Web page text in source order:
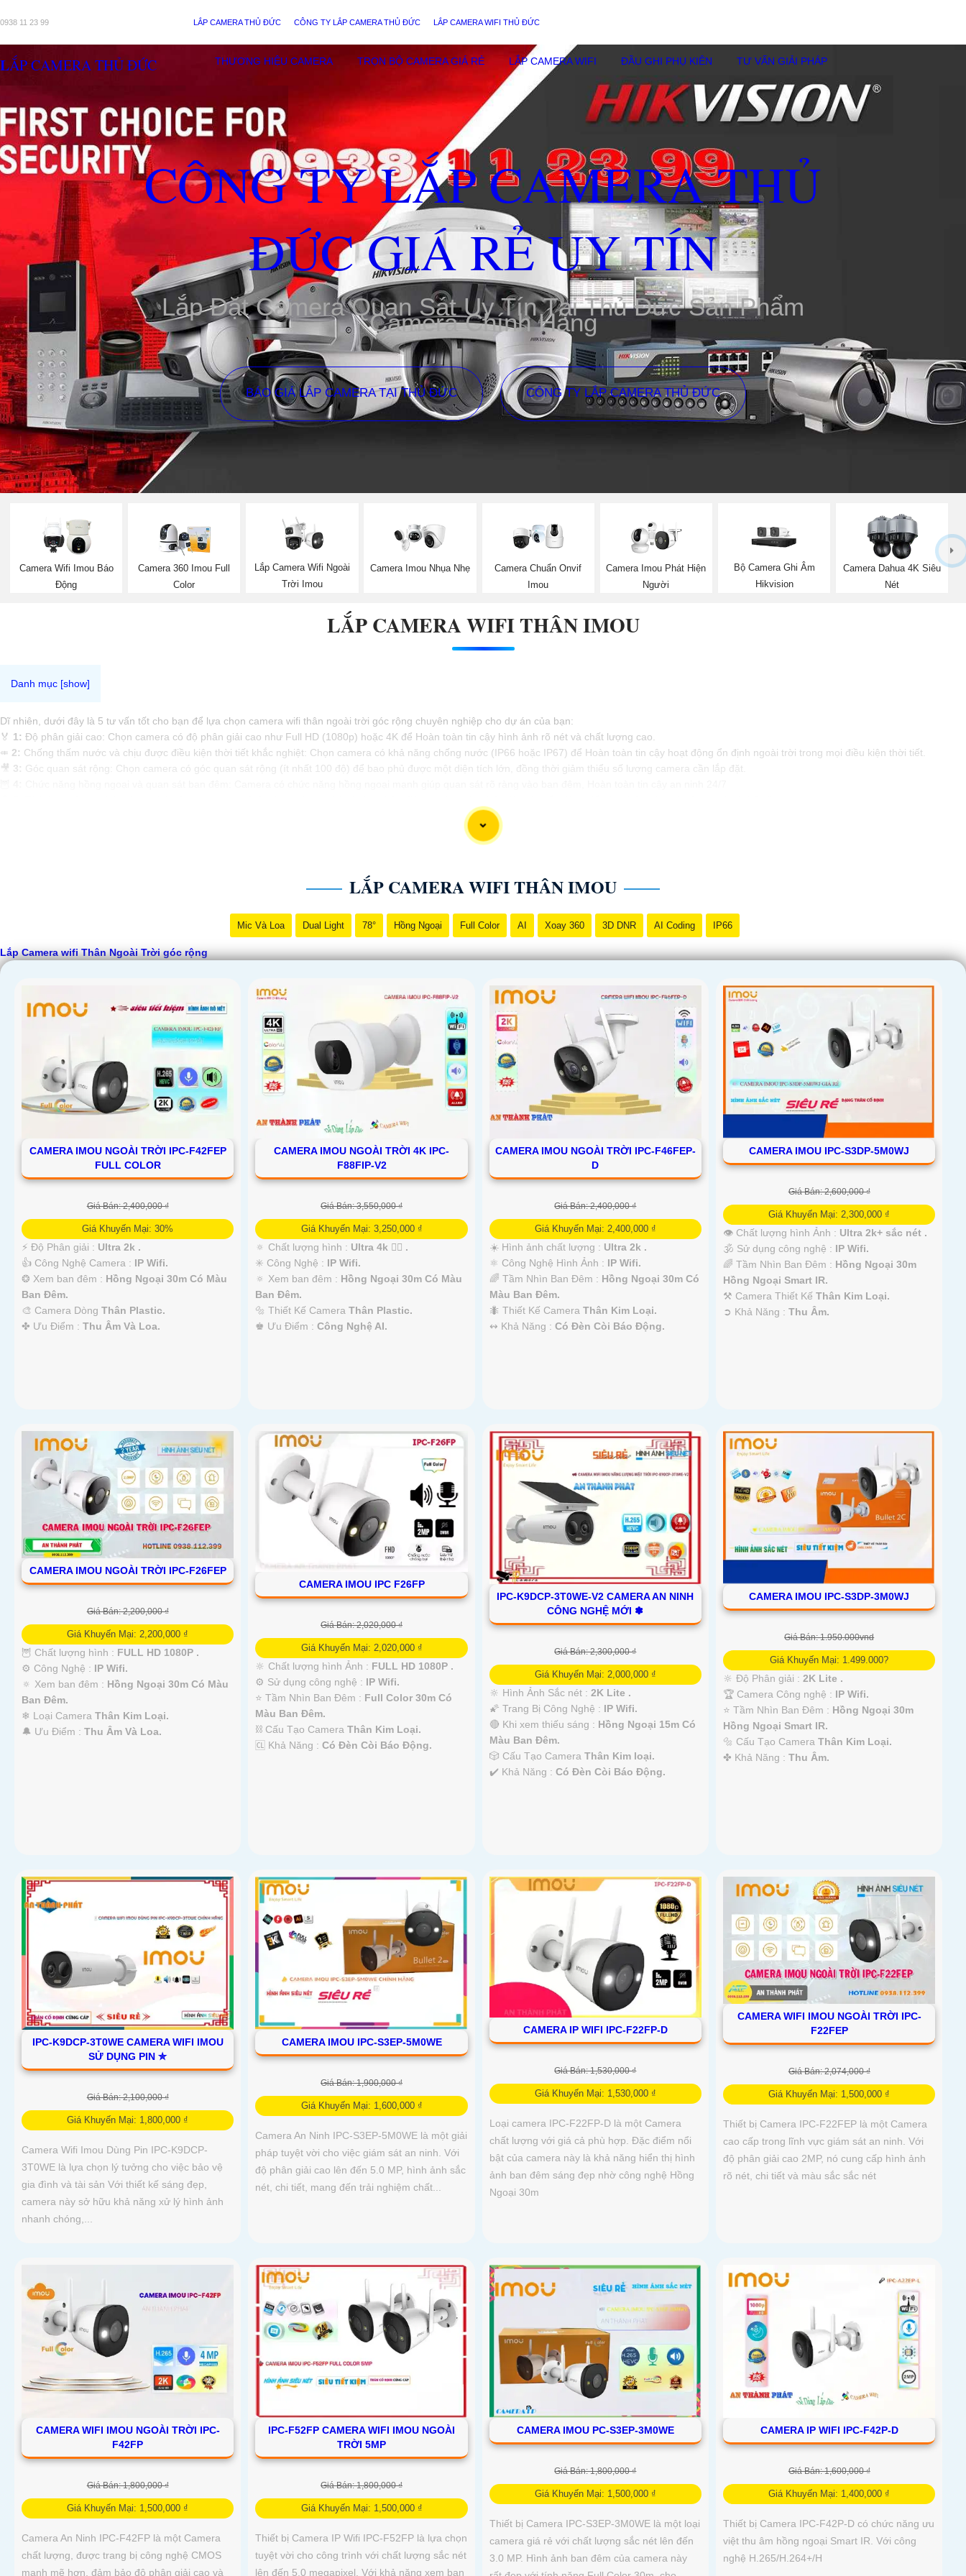
0938 11 23 99 LẮP CAMERA THỦ ĐỨC CÔNG TY LẮP CAMERA THỦ ĐỨC LẮP CAMERA WIFI THỦ ĐỨC
LẮP CAMERA THỦ ĐỨC THƯƠNG HIỆU CAMERA TRỌN BỘ CAMERA GIÁ RẺ LẮP CAMERA WIFI ĐẦU GHI PHỤ KIÊN TƯ VẤN GIẢI PHÁP
CÔNG TY LẮP CAMERA THỦ
ĐỨC GIÁ RẺ UY TÍN
Lắp Đặt Camera Quan Sát Uy Tín Tại Thủ Đức Sản Phẩm
Camera Chính Hãng
BÁO GIÁ LẮP CAMERA TẠI THỦ ĐỨC CÔNG TY LẮP CAMERA THỦ ĐỨC
Camera Wifi Imou Báo
Động
Camera 360 Imou Full
Color
Lắp Camera Wifi Ngoài
Trời Imou
Camera Imou Nhụa Nhẹ
Camera Chuẩn Onvif
Imou
Camera Imou Phát Hiện
Người
Bộ Camera Ghi Âm
Hikvision
Camera Dahua 4K Siêu
Nét
LẮP CAMERA WIFI THÂN IMOU
Dĩ nhiên, dưới đây là 5 tư vấn tốt cho bạn để lựa chọn camera wifi thân ngoài trời góc rộng chuyên nghiệp cho dự án của bạn:
️🏅 1: Độ phân giải cao: Chọn camera có độ phân giải cao như Full HD (1080p) hoặc 4K để Hoàn toàn tin cậy hình ảnh rõ nét và chất lượng cao.
⤂ 2: Chống thấm nước và chịu được điều kiện thời tiết khắc nghiệt: Chọn camera có khả năng chống nước (IP66 hoặc IP67) để Hoàn toàn tin cậy hoạt động ổn định ngoài trời trong mọi điều kiện thời tiết.
🎥 3: Góc quan sát rộng: Chọn camera có góc quan sát rộng (ít nhất 100 độ) để bao phủ được một diện tích lớn, đồng thời giảm thiểu số lượng camera cần lắp đặt.
Hy vọng những tư vấn trên sẽ giúp bạn chọn được camera wifi thân ngoài trời góc rộng chuyên nghiệp cho dự án của mình. Nếu cần thêm thông tin hoặc tư vấn chi tiết hơn, đừng ngần ngại để lại câu hỏi.
LẮP CAMERA WIFI THÂN IMOU
Mic Và Loa Dual Light 78° Hồng Ngoại Full Color AI Xoay 360 3D DNR AI Coding IP66
Lắp Camera wifi Thân Ngoài Trời góc rộng
CAMERA IMOU NGOÀI TRỜI IPC-F42FEP
FULL COLOR
Giá Bán: 2,400,000 ₫
Giá Khuyến Mại: 30%
️⚡ Độ Phân giải : Ultra 2k .
👍 Công Nghệ Camera : IP Wifi.
❂ Xem ban đêm : Hồng Ngoại 30m Có Màu
Ban Đêm.
🎨 Camera Dòng Thân Plastic.
️✤ Ưu Điểm : Thu Âm Và Loa.
CAMERA IMOU NGOÀI TRỜI 4K IPC-
F88FIP-V2
Giá Bán: 3,550,000 ₫
Giá Khuyến Mại: 3,250,000 ₫
🔅 Chất lượng hình : Ultra 4k 👍🏾 .
✳️ Công Nghệ : IP Wifi.
🔅 Xem ban đêm : Hồng Ngoại 30m Có Màu
Ban Đêm.
🔩 Thiết Kế CameraThân Plastic.
️♚ Ưu Điểm :Công Nghệ AI.
CAMERA IMOU NGOÀI TRỜI IPC-F46FEP-
D
Giá Bán: 2,400,000 ₫
Giá Khuyến Mại: 2,400,000 ₫
☀️ Hình ảnh chất lượng : Ultra 2k .
⚛️ Công Nghệ Hình Ảnh : IP Wifi.
🌈 Tầm Nhìn Ban Đêm : Hồng Ngoại 30m Có
Màu Ban Đêm.
🐜 Thiết Kế Camera Thân Kim Loại.
️↭ Khả Năng : Có Đèn Còi Báo Động.
CAMERA IMOU IPC-S3DP-5M0WJ
Giá Bán: 2,600,000 ₫
Giá Khuyến Mại: 2,300,000 ₫
👁 Chất lượng hình Ảnh : Ultra 2k+ sắc nét .
🕉️ Sử dụng công nghệ : IP Wifi.
🌈 Tầm Nhìn Ban Đêm : Hồng Ngoại 30m
Hồng Ngoại Smart IR.
⚒ Camera Thiết KếThân Kim Loại.
️➲ Khả Năng :Thu Âm.
CAMERA IMOU NGOÀI TRỜI IPC-F26FEP
Giá Bán: 2,200,000 ₫
Giá Khuyến Mại: 2,200,000 ₫
🦉 Chất lượng hình : FULL HD 1080P .
⚙ Công Nghệ : IP Wifi.
🔅 Xem ban đêm : Hồng Ngoại 30m Có Màu
Ban Đêm.
❄ Loại Camera Thân Kim Loại.
️🔔 Ưu Điểm : Thu Âm Và Loa.
CAMERA IMOU IPC F26FP
Giá Bán: 2,020,000 ₫
Giá Khuyến Mại: 2,020,000 ₫
🔆 Chất lượng hình Ảnh : FULL HD 1080P .
⚙ Sử dụng công nghệ : IP Wifi.
⭐ Tầm Nhìn Ban Đêm : Full Color 30m Có
Màu Ban Đêm.
⛓ Cấu Tạo CameraThân Kim Loại.
️🆑 Khả Năng :Có Đèn Còi Báo Động.
IPC-K9DCP-3T0WE-V2 CAMERA AN NINH
CÔNG NGHỆ MỚI ✽
Giá Bán: 2,300,000 ₫
Giá Khuyến Mại: 2,000,000 ₫
🔆 Hình Ảnh Sắc nét : 2K Lite .
🌠 Trang Bị Công Nghệ : IP Wifi.
🔴 Khi xem thiếu sáng : Hồng Ngoại 15m Có
Màu Ban Ðêm.
🎲 Cấu Tạo Camera Thân Kim loại.
️✔️ Khả Năng : Có Ðèn Còi Báo Động.
CAMERA IMOU IPC-S3DP-3M0WJ
Giá Bán: 1.950.000vnd
Giá Khuyến Mại: 1.499.000?
🔆 Độ Phân giải :2K Lite .
🏆 Camera Công nghệ : IP Wifi.
⭐ Tầm Nhìn Ban Đêm : Hồng Ngoại 30m
Hồng Ngoại Smart IR.
🔩 Cấu Tạo CameraThân Kim Loại.
️✤ Khả Năng :Thu Âm.
IPC-K9DCP-3T0WE CAMERA WIFI IMOU
SỬ DỤNG PIN ✮
Giá Bán: 2,100,000 ₫
Giá Khuyến Mại: 1,800,000 ₫
Camera Wifi Imou Dùng Pin IPC-K9DCP-
3T0WE là lựa chọn lý tưởng cho việc bảo vệ
gia đình và tài sản Với thiết kế sáng đẹp,
camera này sở hữu khả năng xử lý hình ảnh
nhanh chóng,...
CAMERA IMOU IPC-S3EP-5M0WE
Giá Bán: 1,900,000 ₫
Giá Khuyến Mại: 1,600,000 ₫
Camera An Ninh IPC-S3EP-5M0WE là một giải
pháp tuyệt vời cho việc giám sát an ninh. Với
độ phân giải cao lên đến 5.0 MP, hình ảnh sắc
nét, chi tiết, mang đến trải nghiệm chất...
CAMERA IP WIFI IPC-F22FP-D
Giá Bán: 1,530,000 ₫
Giá Khuyến Mại: 1,530,000 ₫
Loại camera IPC-F22FP-D là một Camera
chất lượng với giá cả phù hợp. Đặc điểm nổi
bật của camera này là khả năng hiển thị hình
ảnh ban đêm sáng đẹp nhờ công nghệ Hồng
Ngoại 30m
CAMERA WIFI IMOU NGOÀI TRỜI IPC-
F22FEP
Giá Bán: 2,074,000 ₫
Giá Khuyến Mại: 1,500,000 ₫
Thiết bị Camera IPC-F22FEP là một Camera
cao cấp trong lĩnh vực giám sát an ninh. Với
độ phân giải cao 2MP, nó cung cấp hình ảnh
rõ nét, chi tiết và màu sắc sắc nét
CAMERA WIFI IMOU NGOÀI TRỜI IPC-
F42FP
Giá Bán: 1,800,000 ₫
Giá Khuyến Mại: 1,500,000 ₫
Camera An Ninh IPC-F42FP là một Camera
chất lượng, được trang bị công nghệ CMOS
mạnh mẽ hơn, đảm bảo độ phân giải cao và
IPC-F52FP CAMERA WIFI IMOU NGOÀI
TRỜI 5MP
Giá Bán: 1,800,000 ₫
Giá Khuyến Mại: 1,500,000 ₫
Thiết bị Camera IP Wifi IPC-F52FP là lựa chọn
tuyệt vời cho công trình với chất lượng sắc nét
lên đến 5.0 megapixel. Với khả năng xem ban
CAMERA IMOU PC-S3EP-3M0WE
Giá Bán: 1,800,000 ₫
Giá Khuyến Mại: 1,500,000 ₫
Thiết bị Camera IPC-S3EP-3M0WE là một loại
camera giá rẻ với chất lượng sắc nét lên đến
3.0 MP. Hình ảnh ban đêm của camera này
CAMERA IP WIFI IPC-F42P-D
Giá Bán: 1,600,000 ₫
Giá Khuyến Mại: 1,400,000 ₫
Thiết bị Camera IPC-F42P-D có chức năng ưu
việt thu âm hồng ngoại Smart IR. Với công
nghệ H.265/H.264+/H